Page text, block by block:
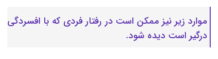
موارد زیر نیز ممکن است در رفتار فردی که با افسردگی
درگیر است دیده شود.